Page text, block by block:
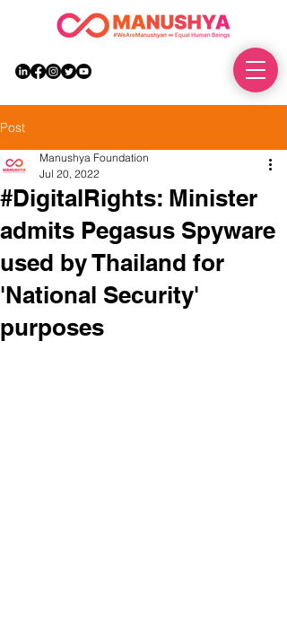
Post
#DigitalRights: Minister
admits Pegasus Spyware
used by Thailand for
'National Security'
purposes
Manushya Foundation
Jul 20, 2022